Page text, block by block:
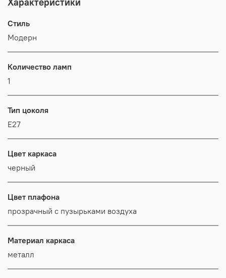
Стиль
Модерн
Количество ламп
1
Тип цоколя
E27
Цвет каркаса
черный
Цвет плафона
прозрачный с пузырьками воздуха
Материал каркаса
металл